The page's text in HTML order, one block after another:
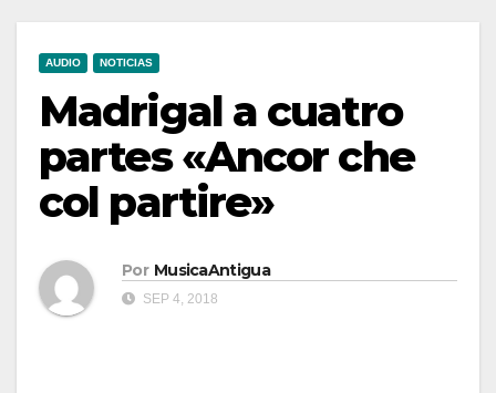
AUDIO NOTICIAS
Madrigal a cuatro
partes «Ancor che
col partire»
Por MusicaAntigua
SEP 4, 2018